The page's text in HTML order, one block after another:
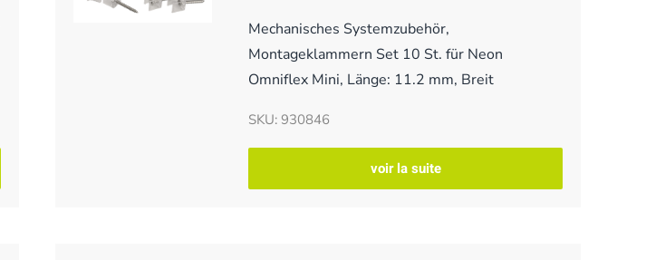
Mechanisches Systemzubehör,
Montageklammern Set 10 St. für Neon
Omniflex Mini, Länge: 11.2 mm, Breit
SKU: 930846
voir la suite